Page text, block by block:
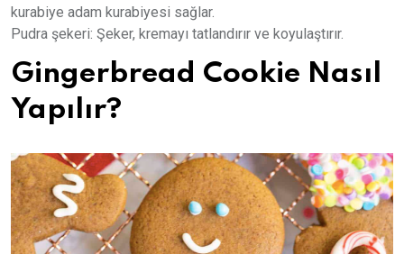
kurabiye adam kurabiyesi sağlar.
Pudra şekeri: Şeker, kremayı tatlandırır ve koyulaştırır.
Gingerbread Cookie Nasıl
Yapılır?